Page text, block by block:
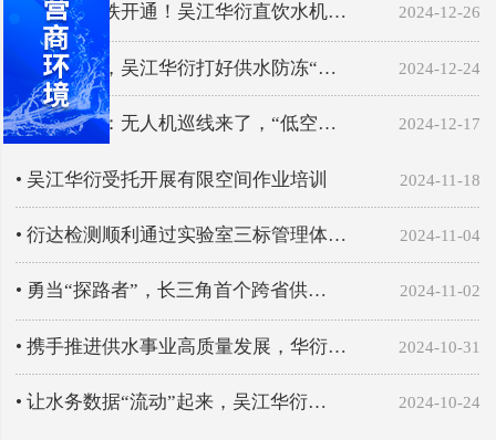
• 沪苏湖高铁开通！吴江华衍直饮水机… 2024-12-26
• 严阵以待，吴江华衍打好供水防冻“… 2024-12-24
• 吴江华衍：无人机巡线来了，“低空… 2024-12-17
• 吴江华衍受托开展有限空间作业培训 2024-11-18
• 衍达检测顺利通过实验室三标管理体… 2024-11-04
• 勇当“探路者”，长三角首个跨省供… 2024-11-02
• 携手推进供水事业高质量发展，华衍… 2024-10-31
• 让水务数据“流动”起来，吴江华衍… 2024-10-24